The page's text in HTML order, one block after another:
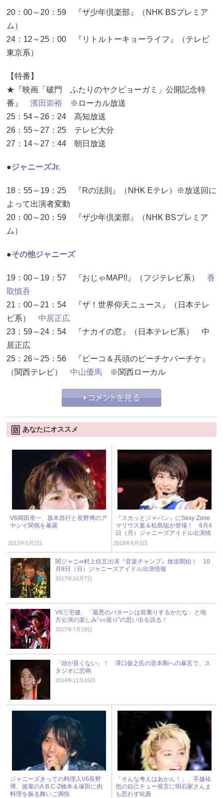
20：00～20：59 『ザ少年倶楽部』（NHK BSプレミア
ム）
24：12～25：00 『リトルトーキョーライフ』（テレビ
東京系）
【特番】
★『映画「破門 ふたりのヤクビョーガミ」公開記念特
番』 濱田崇裕 ※ローカル放送
25：54～26：24 高知放送
26：55～27：25 テレビ大分
27：14～27：44 朝日放送
●ジャニーズJr.
18：55～19：25 『Rの法則』（NHK Eテレ）※放送回に
よって出演者変動
20：00～20：59 『ザ少年倶楽部』（NHK BSプレミア
ム）
●その他ジャニーズ
19：00～19：57 『おじゃMAP!!』（フジテレビ系） 香
取慎吾
21：00～21：54 『ザ！世界仰天ニュース』（日本テレ
ビ系） 中居正広
23：59～24：54 『ナカイの窓』（日本テレビ系） 中
居正広
25：26～25：56 『ピーコ＆兵頭のピーチケパーチケ』
（関西テレビ） 中山優馬 ※関西ローカル
あなたにオススメ
V6岡田准一、坂本昌行と長野博のア
ヤシイ関係を暴露
2013年5月2日
『スカッとジャパン』にSexy Zone
マリウス葉＆松島聡が登場！ 6月4
日（月）ジャニーズアイドル出演情
報
2018年6月3日
関ジャニ∞村上信五出演『音楽チャンプ』放送開始！ 10
月8日（日）ジャニーズアイドル出演情報
2017年10月7日
V6三宅健、「最悪のパターンは前乗りするかだな」と地
方公演の楽しみ“○○巡り”の思い出を語る！
2017年7月19日
「頭が良くない」！ 澤口俊之氏の堂本剛への暴言で、ス
タジオに悲鳴
2014年11月15日
ジャニーズきっての料理人V6長野
博、後輩のA.B.C-Z橋本＆塚田に肉
料理を振る舞いご満悦
「そんな考えはあかん！」、手越祐
也の自己チュー発言に明石家さんま
も思わず叱責